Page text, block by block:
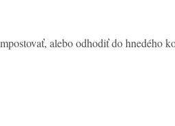
alebo odhodiť do hnedého